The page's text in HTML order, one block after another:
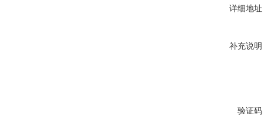
详细地址
补充说明
验证码